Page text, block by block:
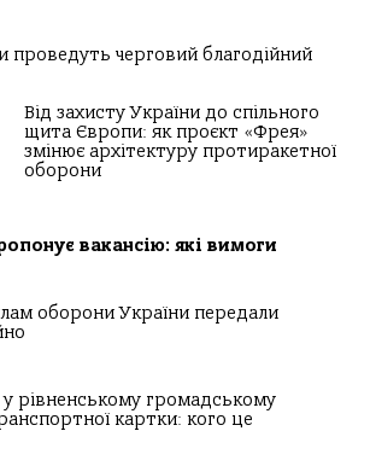
проведуть черговий благодійний
Від захисту України до спільного
щита Європи: як проєкт «Фрея»
змінює архітектуру протиракетної
оборони
вакансію: які вимоги
оборони України передали
у рівненському громадському
картки: кого це